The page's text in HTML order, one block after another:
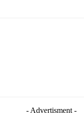
- Advertisment -